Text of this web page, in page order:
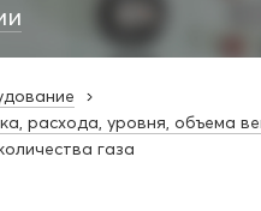
расхода, уровня, объема
газа